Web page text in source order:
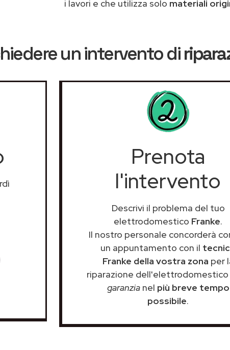
i lavori e che utilizza solo materiali
un intervento di
Prenota
l'intervento
Descrivi il problema del tuo
elettrodomestico Franke.
Il nostro personale concorderà
un appuntamento con il
Franke della vostra zona per
riparazione dell'elettrodomestico
garanzianel più breve tempo
possibile.